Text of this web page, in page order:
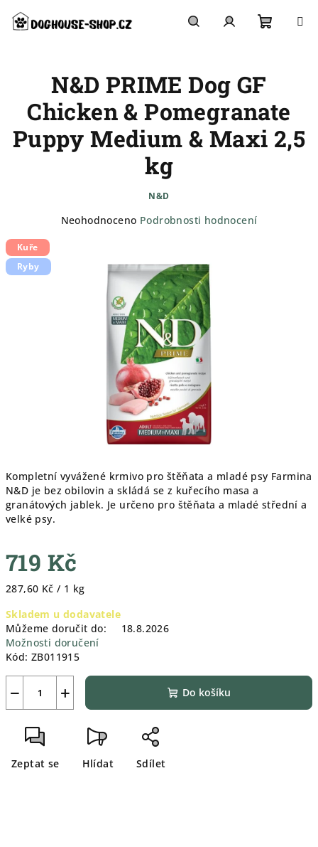
obsah
košík
Kompletní vyvážené krmivo pro štěňata a mladé psy Farmina
N&D je bez obilovin a skládá se z kuřecího masa a
granátových jablek. Je určeno pro štěňata a mladé střední a
velké psy.
719 Kč
Měrná
287,60 Kč / 1 kg
Skladem u dodavatele
Můžeme doručit do:
18.8.2026
Možnosti doručení
Kód: ZB011915
+
− Do košíku
Zeptat se Hlídat Sdílet
N&D PRIME Dog GF
Chicken & Pomegranate
Puppy Medium & Maxi 2,5
kg
N&D
Průměrné
hvězdiček.
Neohodnoceno Podrobnosti hodnocení
Kuře
Ryby